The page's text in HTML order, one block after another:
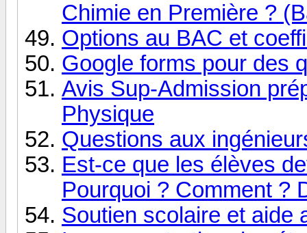
Chimie en Première ?
Options au BAC et
Google forms pour des
Avis Sup-Admission
Physique
Questions aux
Est-ce que les élèves
Pourquoi ? Comment ?
Soutien scolaire et aide